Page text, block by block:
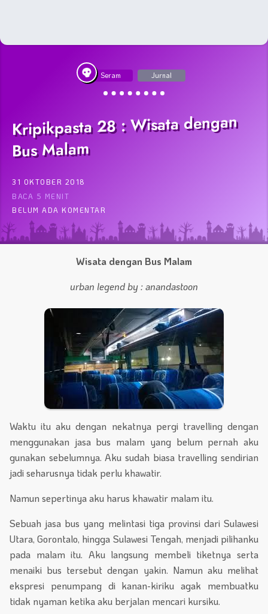
Seram Jurnal
Kripikpasta 28 : Wisata dengan
Bus Malam
31 OKTOBER 2018
BACA 5 MENIT
BELUM ADA KOMENTAR
Wisata dengan Bus Malam
urban legend by : anandastoon
Waktu itu aku dengan nekatnya pergi travelling dengan
menggunakan jasa bus malam yang belum pernah aku
gunakan sebelumnya. Aku sudah biasa travelling sendirian
jadi seharusnya tidak perlu khawatir.
Namun sepertinya aku harus khawatir malam itu.
Sebuah jasa bus yang melintasi tiga provinsi dari Sulawesi
Utara, Gorontalo, hingga Sulawesi Tengah, menjadi pilihanku
pada malam itu. Aku langsung membeli tiketnya serta
menaiki bus tersebut dengan yakin. Namun aku melihat
ekspresi penumpang di kanan-kiriku agak membuatku
tidak nyaman ketika aku berjalan mencari kursiku.